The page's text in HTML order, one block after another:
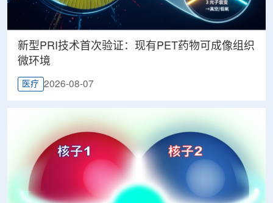
新型PRI技术首次验证：现有PET药物可成像组织
微环境
医疗 2026-08-07